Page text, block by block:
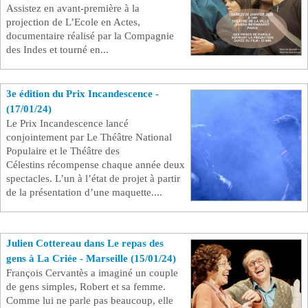
Assistez en avant-première à la
projection de L’Ecole en Actes,
documentaire réalisé par la Compagnie
des Indes et tourné en...
3e édition du Prix Incandescence -
(17/01/24)
Le Prix Incandescence lancé
conjointement par Le Théâtre National
Populaire et le Théâtre des
Célestins récompense chaque année deux
spectacles. L’un à l’état de projet à partir
de la présentation d’une maquette....
Julien Cottereau dans Le repas des
gens à La Criée - Marseille (15/01/24)
François Cervantès a imaginé un couple
de gens simples, Robert et sa femme.
Comme lui ne parle pas beaucoup, elle